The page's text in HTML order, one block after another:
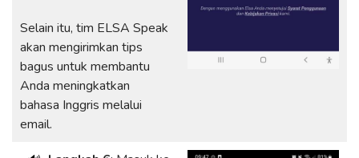
Selain itu, tim ELSA Speak
akan mengirimkan tips
bagus untuk membantu
Anda meningkatkan
bahasa Inggris melalui
email.